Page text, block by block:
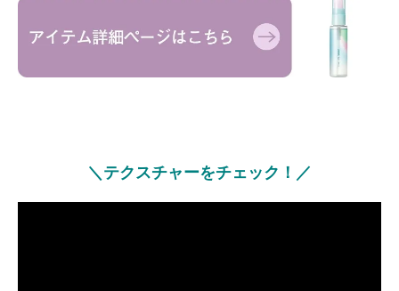
＼テクスチャーをチェック！／